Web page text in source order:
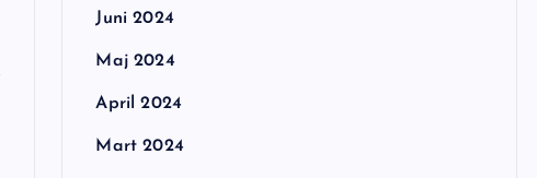
Juni 2024
Maj 2024
April 2024
Mart 2024